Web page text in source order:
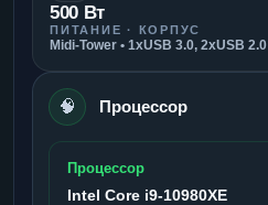
500 Вт
ПИТАНИЕ · КОРПУС
Midi-Tower • 1xUSB 3.0, 2xUSB 2.0
🧠 Процессор
Процессор
Intel Core i9-10980XE